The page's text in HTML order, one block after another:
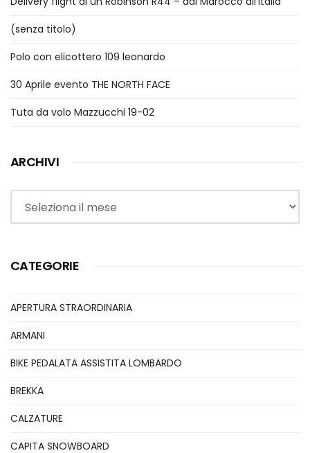
(senza titolo)
Polo con elicottero 109 leonardo
30 Aprile evento THE NORTH FACE
Tuta da volo Mazzucchi 19-02
ARCHIVI
Archivi
CATEGORIE
APERTURA STRAORDINARIA
ARMANI
BIKE PEDALATA ASSISTITA LOMBARDO
BREKKA
CALZATURE
CAPITA SNOWBOARD